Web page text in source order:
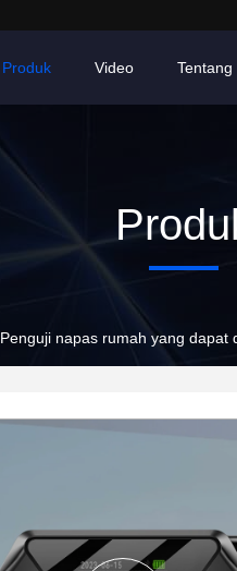
Produk Video Tentang
Penguji napas rumah yang dapat